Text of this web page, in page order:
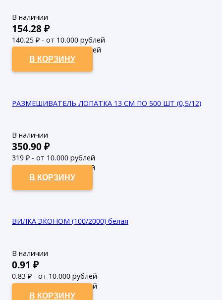
В наличии
154.28₽
140.25 ₽ - от 10.000 рублей
127.5₽ - от 50.000 рублей
В КОРЗИНУ
РАЗМЕШИВАТЕЛЬ ЛОПАТКА 13 СМ ПО 500 ШТ (0,5/12)
В наличии
350.90₽
319 ₽ - от 10.000 рублей
290₽ - от 50.000 рублей
В КОРЗИНУ
ВИЛКА ЭКОНОМ (100/2000) белая
В наличии
0.91 ₽
0.83 ₽ - от 10.000 рублей
0.75₽ - от 50.000 рублей
В КОРЗИНУ